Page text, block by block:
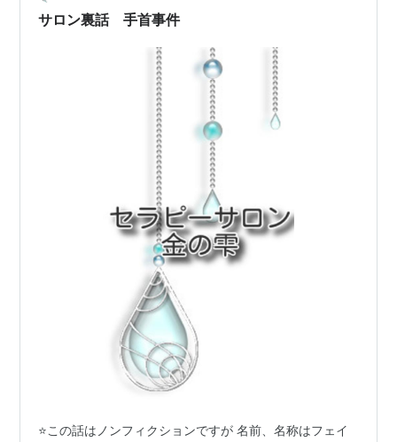
サロン裏話 手首事件
⭐この話はノンフィクションですが 名前、名称はフェイ